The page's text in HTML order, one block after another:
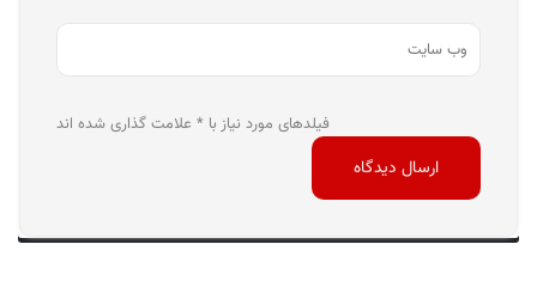
فیلدهای مورد نیاز با * علامت گذاری شده اند